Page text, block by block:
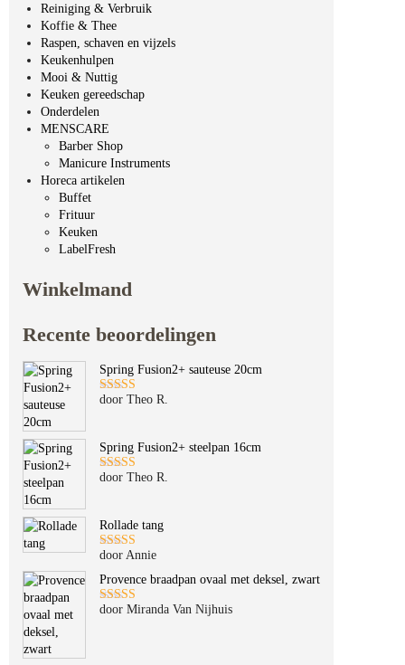
Reiniging & Verbruik
Koffie & Thee
Raspen, schaven en vijzels
Keukenhulpen
Mooi & Nuttig
Keuken gereedschap
Onderdelen
MENSCARE
Barber Shop
Manicure Instruments
Horeca artikelen
Buffet
Frituur
Keuken
LabelFresh
Winkelmand
Recente beoordelingen
Spring Fusion2+ sauteuse 20cm
Gewaardeerd
door Theo R.
Spring Fusion2+ steelpan 16cm
Gewaardeerd
door Theo R.
Rollade tang
Gewaardeerd
door Annie
Provence braadpan ovaal met deksel, zwart
Gewaardeerd
door Miranda Van Nijhuis